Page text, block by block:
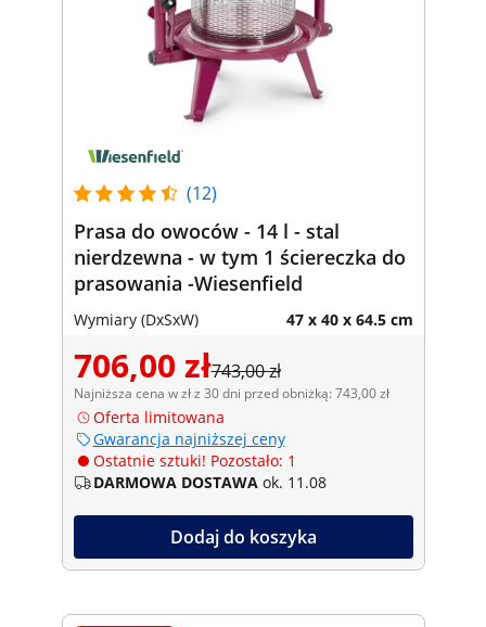
(12)
Prasa do owoców - 14 l - stal
nierdzewna - w tym 1 ściereczka do
prasowania -Wiesenfield
Wymiary (DxSxW) 47 x 40 x 64.5 cm
706,00 zł743,00 zł
Najniższa cena w zł z 30 dni przed obniżką: 743,00 zł
Oferta limitowana
Gwarancja najniższej ceny
Ostatnie sztuki! Pozostało: 1
DARMOWA DOSTAWA ok. 11.08
Dodaj do koszyka